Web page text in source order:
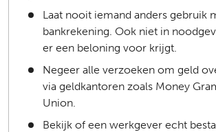
Laat nooit iemand anders gebruik
bankrekening. Ook niet in
er een beloning voor krijgt.
Negeer alle verzoeken om geld
via geldkantoren zoals Money
Union.
Bekijk of een werkgever echt